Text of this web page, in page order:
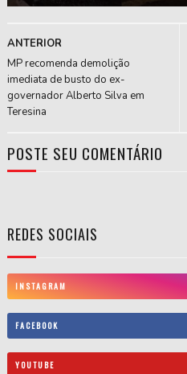
ANTERIOR
MP recomenda demolição
imediata de busto do ex-
governador Alberto Silva em
Teresina
POSTE SEU COMENTÁRIO
REDES SOCIAIS
INSTAGRAM
FACEBOOK
YOUTUBE